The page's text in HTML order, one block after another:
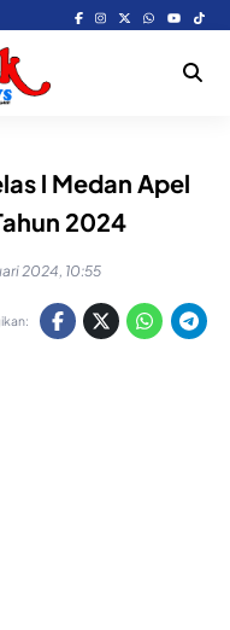
l Medan Apel
2024
2024, 10:55